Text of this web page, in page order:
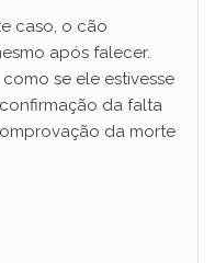
caso, o cão
após falecer.
se ele estivesse
da falta
da morte